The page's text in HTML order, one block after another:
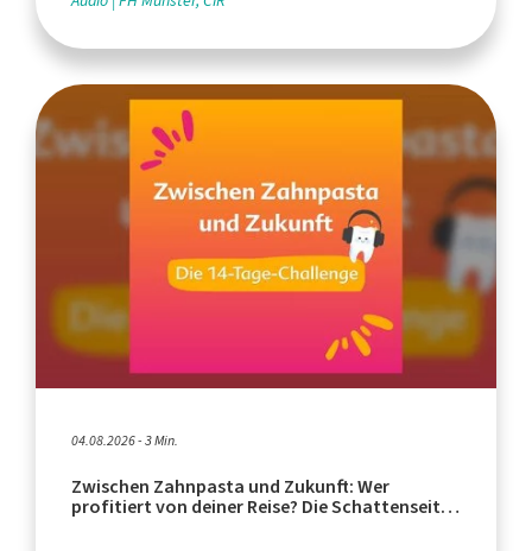
04.08.2026 - 3 Min.
Zwischen Zahnpasta und Zukunft: Wer
profitiert von deiner Reise? Die Schattenseiten